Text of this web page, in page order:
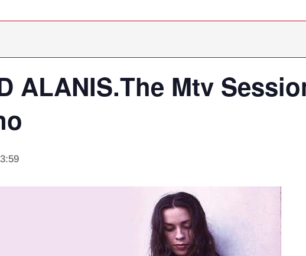
ALANIS.The Mtv